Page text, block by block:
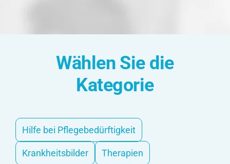
Wählen Sie die
Kategorie
Hilfe bei Pflegebedürftigkeit
Krankheitsbilder Therapien